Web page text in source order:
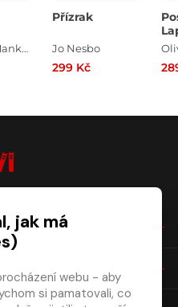
Henning Mankell
Přízrak
Jo Nesbo
299 Kč
jak má
webu - aby
si pamatovali, co